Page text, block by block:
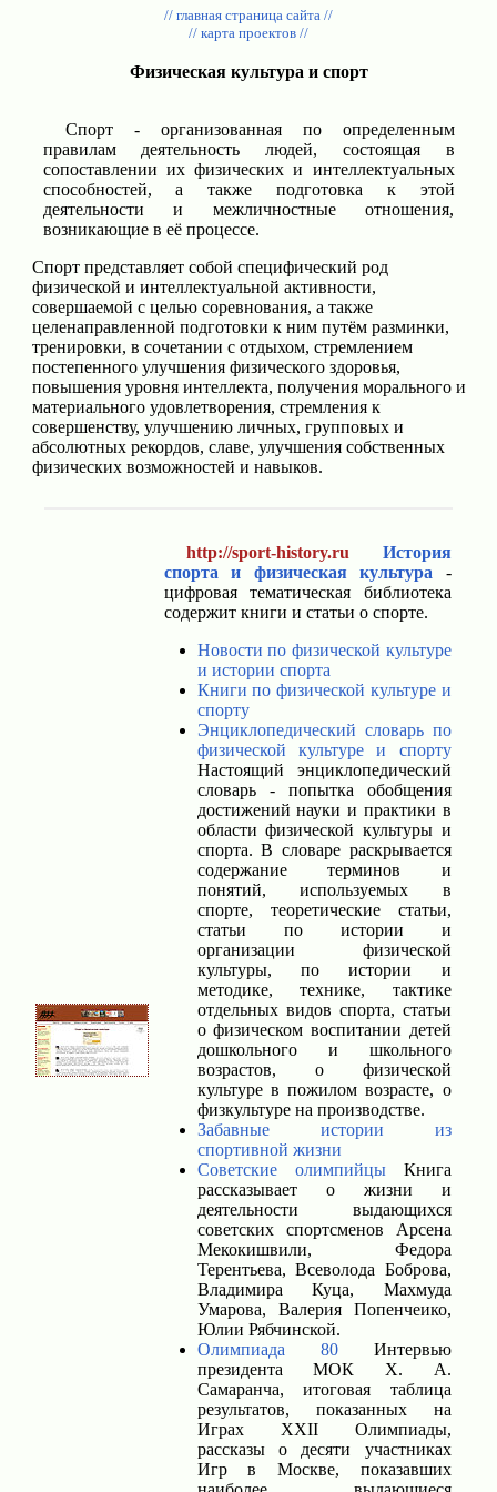
// главная страница сайта //
// карта проектов //
Физическая культура и спорт
Спорт - организованная по определенным
правилам деятельность людей, состоящая в
сопоставлении их физических и интеллектуальных
способностей, а также подготовка к этой
деятельности и межличностные отношения,
возникающие в её процессе.
Спорт представляет собой специфический род
физической и интеллектуальной активности,
совершаемой с целью соревнования, а также
целенаправленной подготовки к ним путём разминки,
тренировки, в сочетании с отдыхом, стремлением
постепенного улучшения физического здоровья,
повышения уровня интеллекта, получения морального и
материального удовлетворения, стремления к
совершенству, улучшению личных, групповых и
абсолютных рекордов, славе, улучшения собственных
физических возможностей и навыков.
http://sport-history.ru
История
спорта и физическая культура -
цифровая тематическая библиотека
содержит книги и статьи о спорте.
Новости по физической культуре
и истории спорта
Книги по физической культуре и
спорту
Энциклопедический словарь по
физической культуре и спорту
Настоящий энциклопедический
словарь - попытка обобщения
достижений науки и практики в
области физической культуры и
спорта. В словаре раскрывается
содержание терминов и
понятий, используемых в
спорте, теоретические статьи,
статьи по истории и
организации физической
культуры, по истории и
методике, технике, тактике
отдельных видов спорта, статьи
о физическом воспитании детей
дошкольного и школьного
возрастов, о физической
культуре в пожилом возрасте, о
физкультуре на производстве.
Забавные истории из
спортивной жизни
Советские олимпийцыКнига
рассказывает о жизни и
деятельности выдающихся
советских спортсменов Арсена
Мекокишвили, Федора
Терентьева, Всеволода Боброва,
Владимира Куца, Махмуда
Умарова, Валерия Попенчеико,
Юлии Рябчинской.
Олимпиада 80Интервью
президента МОК X. А.
Самаранча, итоговая таблица
результатов, показанных на
Играх XXII Олимпиады,
рассказы о десяти участниках
Игр в Москве, показавших